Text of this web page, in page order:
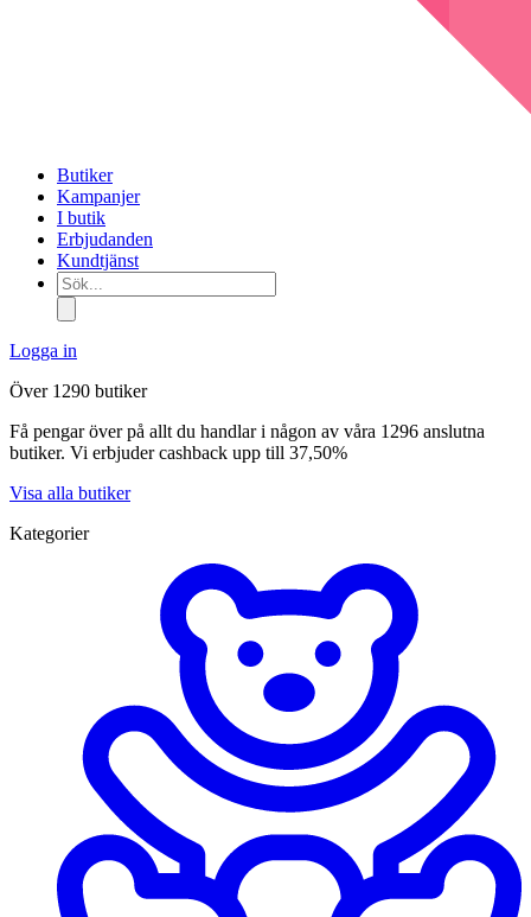
Butiker
Kampanjer
I butik
Erbjudanden
Kundtjänst
Sök...
Logga in
Över 1290 butiker
Få pengar över på allt du handlar i någon av våra 1296 anslutna
butiker. Vi erbjuder cashback upp till 37,50%
Visa alla butiker
Kategorier